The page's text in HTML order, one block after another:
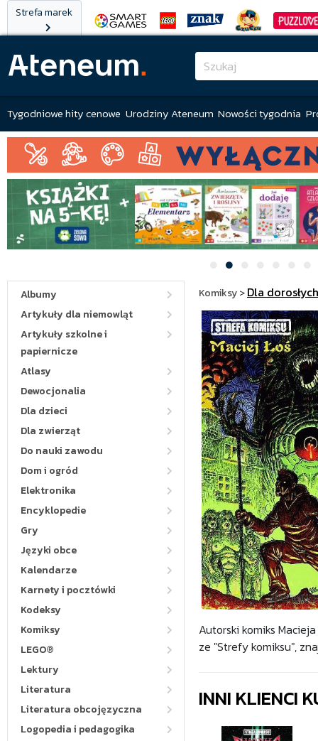
Strefa marek
Tygodniowe hity cenowe Urodziny Ateneum Nowości tygodnia
Albumy
Artykuły dla niemowląt
Artykuły szkolne i
papiernicze
Atlasy
Dewocjonalia
Dla dzieci
Dla zwierząt
Do nauki zawodu
Dom i ogród
Elektronika
Encyklopedie
Gry
Języki obce
Kalendarze
Karnety i pocztówki
Kodeksy
Komiksy
LEGO®
Lektury
Literatura
Literatura obcojęzyczna
Logopedia i pedagogika
Komiksy>Dla dorosłych
Autorski komiks
ze "Strefy komiksu",
INNI KLIENCI